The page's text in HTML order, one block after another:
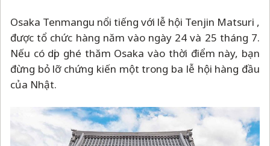
Osaka Tenmangu nổi tiếng với lễ hội Tenjin Matsuri ,
được tổ chức hàng năm vào ngày 24 và 25 tháng 7.
Nếu có dịp ghé thăm Osaka vào thời điểm này, bạn
đừng bỏ lỡ chứng kiến một trong ba lễ hội hàng đầu
của Nhật.